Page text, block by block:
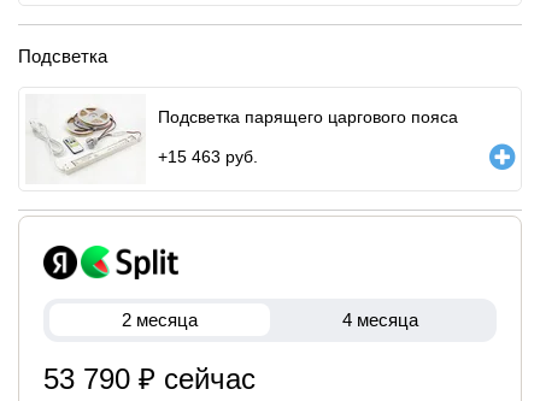
Подсветка
Подсветка парящего царгового пояса
+15 463 руб.
2 месяца 4 месяца
53 790 ₽ сейчас